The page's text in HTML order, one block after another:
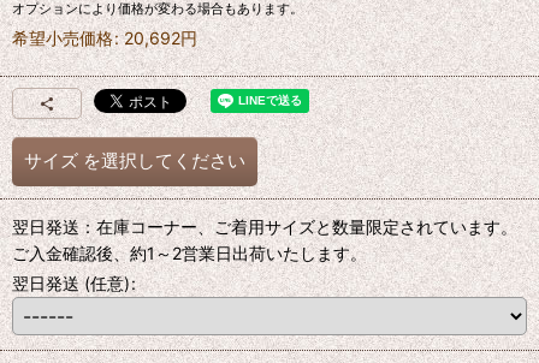
オプションにより価格が変わる場合もあります。
希望小売価格: 20,692円
サイズ を選択してください
翌日発送：在庫コーナー、ご着用サイズと数量限定されています。
ご入金確認後、約1～2営業日出荷いたします。
翌日発送(任意):